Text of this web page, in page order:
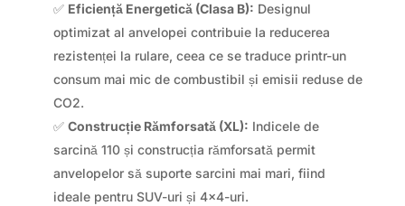
✅ Eficiență Energetică (Clasa B): Designul
optimizat al anvelopei contribuie la reducerea
rezistenței la rulare, ceea ce se traduce printr-un
consum mai mic de combustibil și emisii reduse de
CO2.
✅ Construcție Rămforsată (XL): Indicele de
sarcină 110 și construcția rămforsată permit
anvelopelor să suporte sarcini mai mari, fiind
ideale pentru SUV-uri și 4×4-uri.